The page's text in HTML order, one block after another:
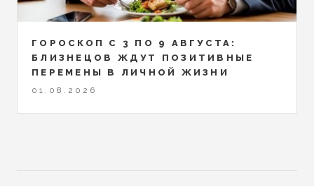
ГОРОСКОП С 3 ПО 9 АВГУСТА:
БЛИЗНЕЦОВ ЖДУТ ПОЗИТИВНЫЕ
ПЕРЕМЕНЫ В ЛИЧНОЙ ЖИЗНИ
01.08.2026